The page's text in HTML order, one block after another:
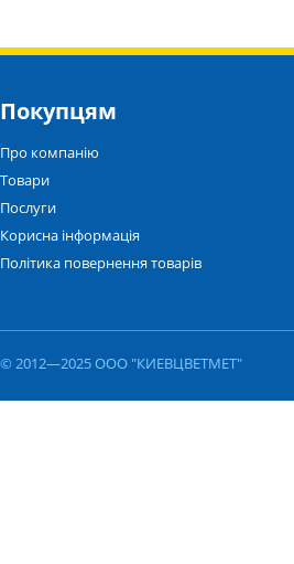
Покупцям
Про компанію
Товари
Послуги
Корисна інформація
Політика повернення товарів
© 2012—2025 ООО "КИЕВЦВЕТМЕТ"